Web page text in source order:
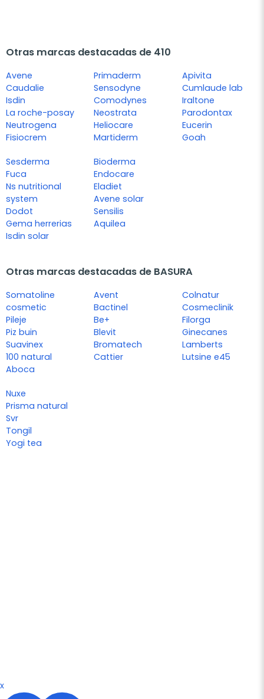
Otras marcas destacadas de 410
Avene
Caudalie
Isdin
La roche-posay
Neutrogena
Fisiocrem
Primaderm
Sensodyne
Comodynes
Neostrata
Heliocare
Martiderm
Apivita
Cumlaude lab
Iraltone
Parodontax
Eucerin
Goah
Sesderma
Fuca
Ns nutritional
system
Dodot
Gema herrerias
Isdin solar
Bioderma
Endocare
Eladiet
Avene solar
Sensilis
Aquilea
Otras marcas destacadas de BASURA
Somatoline
cosmetic
Pileje
Piz buin
Suavinex
100 natural
Aboca
Avent
Bactinel
Be+
Blevit
Bromatech
Cattier
Colnatur
Cosmeclinik
Filorga
Ginecanes
Lamberts
Lutsine e45
Nuxe
Prisma natural
Svr
Tongil
Yogi tea
x